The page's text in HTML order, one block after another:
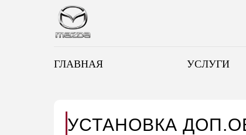
ГЛАВНАЯ УСЛУГИ
УСТАНОВКА